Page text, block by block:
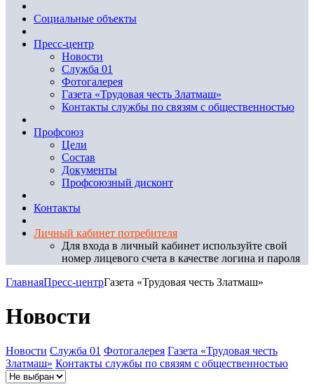
Социальные объекты
Пресс-центр
Новости
Служба 01
Фотогалерея
Газета «Трудовая честь Златмаш»
Контакты службы по связям с общественностью
Профсоюз
Цели
Состав
Документы
Профсоюзный дисконт
Контакты
Личный кабинет потребителя
Для входа в личный кабинет используйте свой
номер лицевого счета в качестве логина и пароля
ГлавнаяПресс-центрГазета «Трудовая честь Златмаш»
Новости
Новости Служба 01 Фотогалерея Газета «Трудовая честь
Златмаш» Контакты службы по связям с общественностью